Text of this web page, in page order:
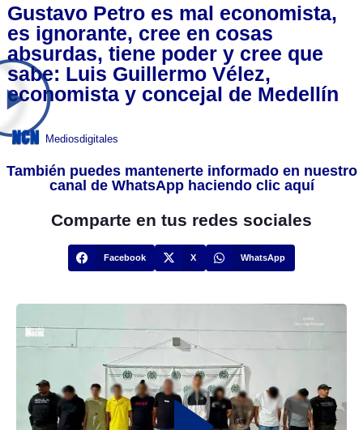
Gustavo Petro es mal economista,
es ignorante, cree en cosas
absurdas, tiene poder y cree que
sabe: Luis Guillermo Vélez,
economista y concejal de Medellín
Mediosdigitales
También puedes mantenerte informado en nuestro
canal de WhatsApp haciendo clic aquí
Comparte en tus redes sociales
Facebook X WhatsApp